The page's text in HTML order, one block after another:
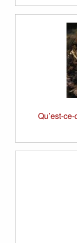
Qu’est-